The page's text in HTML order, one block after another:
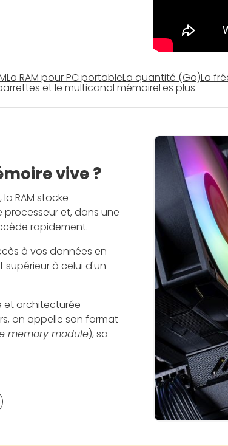
La RAM pour PC portableLa quantité (Go)La
et le multicanal mémoireLes plus
vive ?
, la RAM stocke
et, dans une
rapidement.
à vos données en
à celui d'un
et architecturée
on appelle son format
memory module), sa